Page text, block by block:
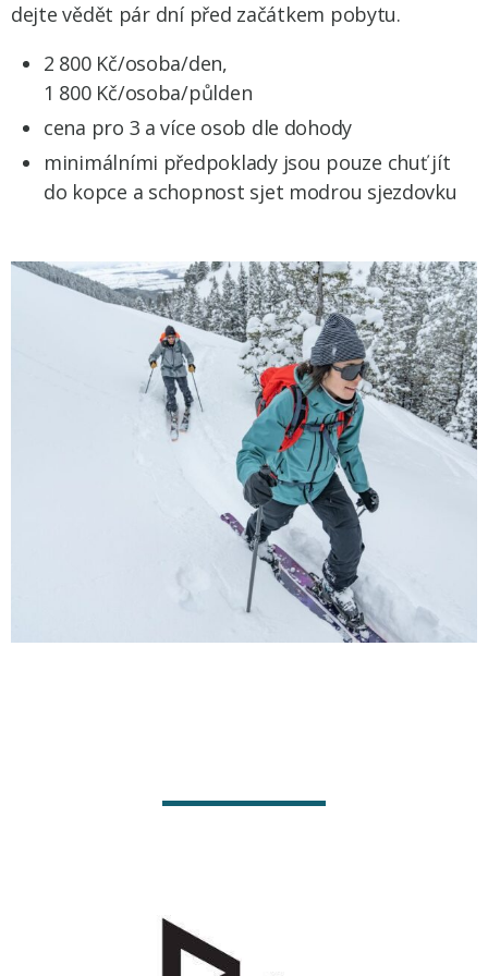
dejte vědět pár dní před začátkem pobytu.
2 800 Kč/osoba/den,
1 800 Kč/osoba/půlden
cena pro 3 a více osob dle dohody
minimálními předpoklady jsou pouze chuť jít
do kopce a schopnost sjet modrou sjezdovku